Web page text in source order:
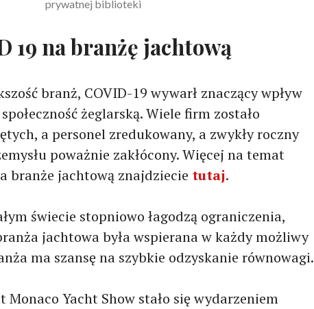
prywatnej biblioteki
19 na branżę jachtową
branż, COVID-19 wywarł znaczący wpływ
żeglarską. Wiele firm zostało
a personel zredukowany, a zwykły roczny
poważnie zakłócony. Więcej na temat
branże jachtową znajdziecie tutaj.
świecie stopniowo łagodzą ograniczenia,
jachtowa była wspierana w każdy możliwy
ma szansę na szybkie odzyskanie równowagi.
Yacht Show stało się wydarzeniem